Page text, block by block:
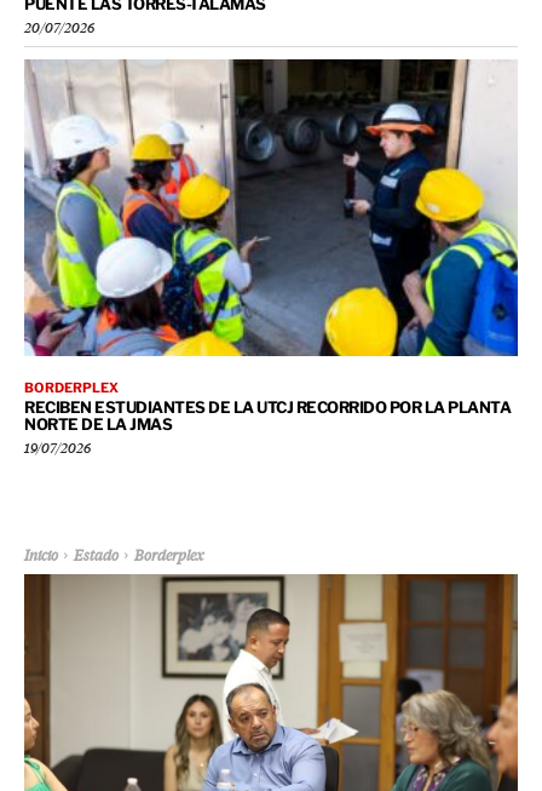
PUENTE LAS TORRES-TALAMÁS
20/07/2026
BORDERPLEX
RECIBEN ESTUDIANTES DE LA UTCJ RECORRIDO POR LA PLANTA
NORTE DE LA JMAS
19/07/2026